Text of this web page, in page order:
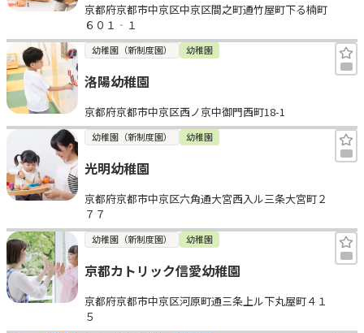
京都府京都市中京区中京区間之町通竹屋町下る楠町
６０１‐１
幼稚園（新制度園） 幼稚園
洛陽幼稚園
京都府京都市中京区西ノ京中御門西町18-1
幼稚園（新制度園） 幼稚園
光明幼稚園
京都府京都市中京区六角通大宮西入ル三条大宮町２
７７
幼稚園（新制度園） 幼稚園
京都カトリック信愛幼稚園
京都府京都市中京区河原町通三条上ル下丸屋町４１
５